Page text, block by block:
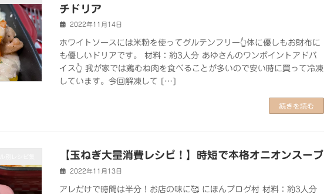
チドリア
2022年11月14日
ホワイトソースには米粉を使ってグルテンフリー👆体に優しもお財布に
も優しいドリアです。 材料：約3人分 あゆさんのワンポイントアドバ
イス👆 我が家では鶏むね肉を食べることが多いので安い時に買って冷凍
しています。今回解凍して […]
続きを読む
【玉ねぎ大量消費レシピ！】時短で本格オニオンスープ
2022年11月13日
アレだけで時間は半分！お店の味に🥰 にほんブログ村 材料：約3人分